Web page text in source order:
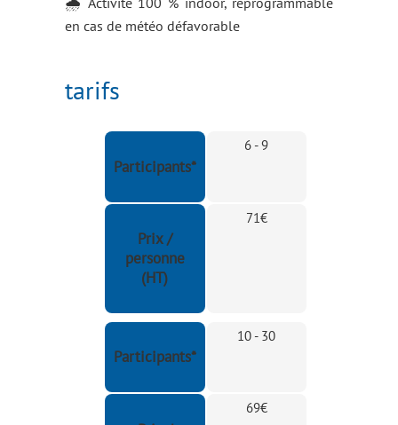
en cas de météo défavorable
tarifs
Participants*
6 - 9
Prix /
personne
(HT)
71€
Participants*
10 - 30
69€